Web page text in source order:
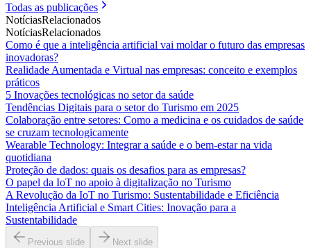
Todas as publicações
NotíciasRelacionados
NotíciasRelacionados
Como é que a inteligência artificial vai moldar o futuro das empresas
inovadoras?
Realidade Aumentada e Virtual nas empresas: conceito e exemplos
práticos
5 Inovações tecnológicas no setor da saúde
Tendências Digitais para o setor do Turismo em 2025
Colaboração entre setores: Como a medicina e os cuidados de saúde
se cruzam tecnologicamente
Wearable Technology: Integrar a saúde e o bem-estar na vida
quotidiana
Proteção de dados: quais os desafios para as empresas?
O papel da IoT no apoio à digitalização no Turismo
A Revolução da IoT no Turismo: Sustentabilidade e Eficiência
Inteligência Artificial e Smart Cities: Inovação para a
Sustentabilidade
Previous slide Next slide